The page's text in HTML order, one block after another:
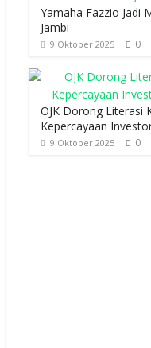
Yamaha Fazzio Jadi
Jambi
9 Oktober 2025 0
OJK Dorong Literasi
Kepercayaan
9 Oktober 2025 0